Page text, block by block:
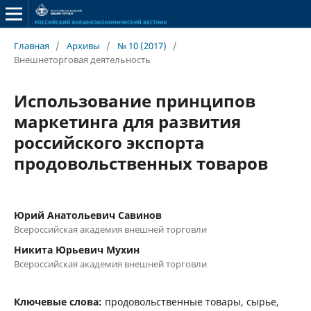
Главная / Архивы / № 10 (2017)
/
Внешнеторговая деятельность
Использование принципов
маркетинга для развития
российского экспорта
продовольственных товаров
Юрий Анатольевич Савинов
Всероссийская академия внешней торговли
Никита Юрьевич Мухин
Всероссийская академия внешней торговли
Ключевые слова: продовольственные товары, сырье,